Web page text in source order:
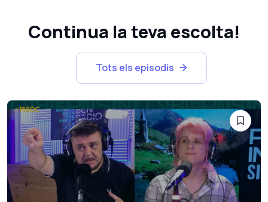
Continua la teva escolta!
Tots els episodis